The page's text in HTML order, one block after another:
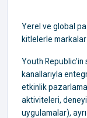
Yerel ve global
kitlelerle markalar
Youth
kanallarıyla
etkinlik
aktiviteleri,
uygulamalar),